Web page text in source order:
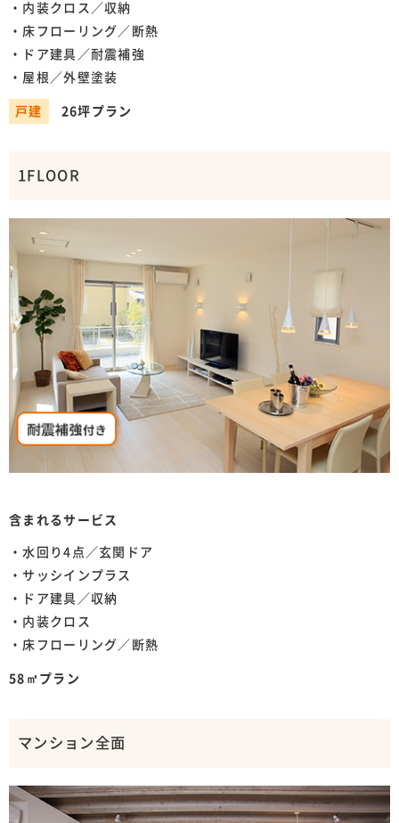
・内装クロス／収納
・床フローリング／断熱
・ドア建具／耐震補強
・屋根／外壁塗装
戸建 26坪プラン
1FLOOR
含まれるサービス
・水回り4点／玄関ドア
・サッシインプラス
・ドア建具／収納
・内装クロス
・床フローリング／断熱
58㎡プラン
マンション全面